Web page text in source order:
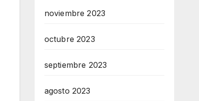
noviembre 2023
octubre 2023
septiembre 2023
agosto 2023